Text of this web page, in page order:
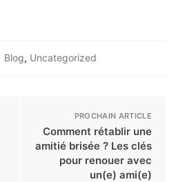
Blog, Uncategorized
PROCHAIN ARTICLE
Comment rétablir une
amitié brisée ? Les clés
pour renouer avec
un(e) ami(e)